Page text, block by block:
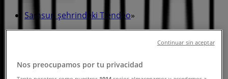
Samsun şehrindeki Tiendeo»
Samsun içinde İpekyol»
Nos preocupamos por tu privacidad
Continuar sin aceptar